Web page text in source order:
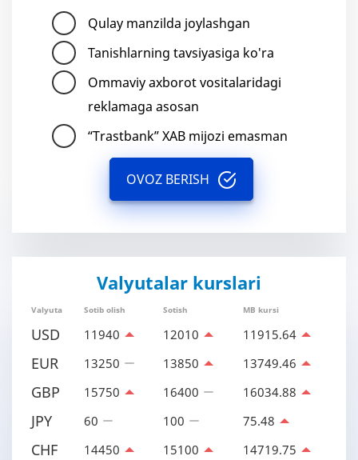
Qulay manzilda joylashgan
Tanishlarning tavsiyasiga ko'ra
Ommaviy axborot vositalaridagi
reklamaga asosan
“Trastbank” XAB mijozi emasman
OVOZ BERISH
Valyutalar kurslari
Valyuta Sotib olish Sotish MB kursi
USD 11940 12010 11915.64
EUR 13250 13850 13749.46
GBP 15750 16400 16034.88
JPY 60 100 75.48
CHF 14450 15100 14719.75